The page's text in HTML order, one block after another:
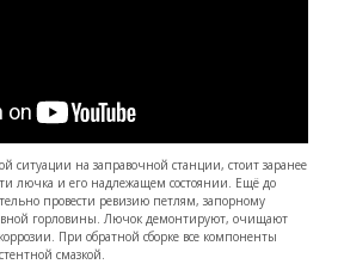
ситуации на заправочной станции, стоит заранее
лючка и его надлежащем состоянии. Ещё до
провести ревизию петлям, запорному
горловины. Лючок демонтируют, очищают
При обратной сборке все компоненты
смазкой.